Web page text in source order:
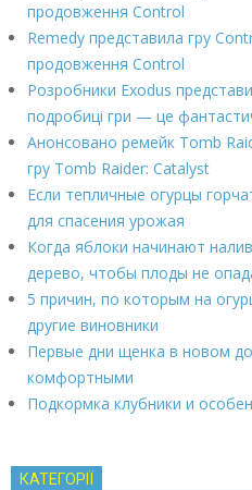
продовження Control
Remedy представила гру
продовження Control
Розробники Exodus
подробиці гри — це
Анонсовано ремейк Tomb
гру Tomb Raider: Catalyst
Если тепличные огурцы
для спасения урожая
Когда яблоки начинают
дерево, чтобы плоды не
5 причин, по которым на
другие виновники
Первые дни щенка в новом
комфортными
Подкормка клубники и
КАТЕГОРІЇ